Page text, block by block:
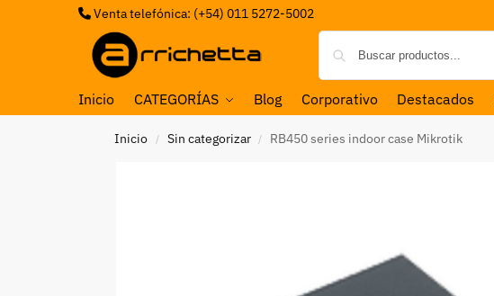
Venta telefónica: (+54) 011 5272-5002
Inicio CATEGORÍAS Blog Corporativo Destacados
Inicio / Sin categorizar / RB450 series indoor case Mikrotik